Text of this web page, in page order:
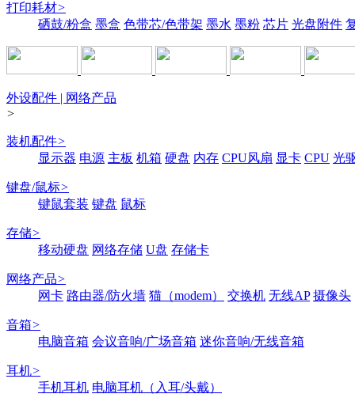
打印耗材>
硒鼓/粉盒 墨盒 色带芯/色带架 墨水 墨粉 芯片 光盘附件
外设配件 | 网络产品
>
装机配件>
显示器 电源 主板 机箱 硬盘 内存 CPU风扇 显卡 CPU 光
键盘/鼠标>
键鼠套装 键盘 鼠标
存储>
移动硬盘 网络存储 U盘 存储卡
网络产品>
网卡 路由器/防火墙 猫（modem） 交换机 无线AP 摄像头
音箱>
电脑音箱 会议音响/广场音箱 迷你音响/无线音箱
耳机>
手机耳机 电脑耳机（入耳/头戴）